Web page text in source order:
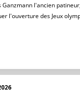
Ganzmann l'ancien
l'ouverture des Jeux